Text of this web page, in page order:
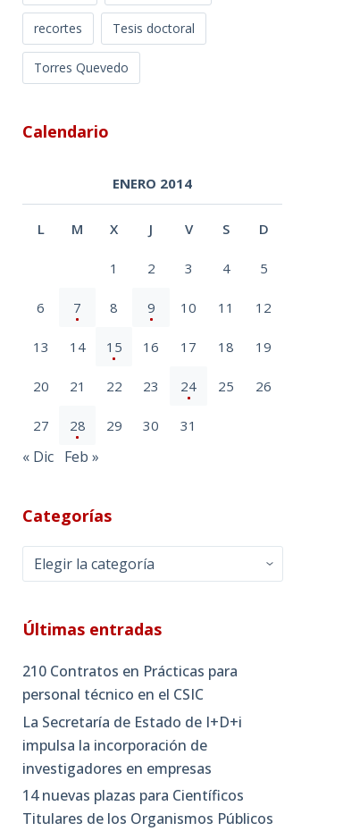
recortes Tesis doctoral
Torres Quevedo
Calendario
ENERO 2014
L M X J V S D
1 2 3 4 5
6 7 8 9 10 11 12
13 14 15 16 17 18 19
20 21 22 23 24 25 26
27 28 29 30 31
« Dic Feb »
Categorías
Categorías
Últimas entradas
210 Contratos en Prácticas para
personal técnico en el CSIC
La Secretaría de Estado de I+D+i
impulsa la incorporación de
investigadores en empresas
14 nuevas plazas para Científicos
Titulares de los Organismos Públicos